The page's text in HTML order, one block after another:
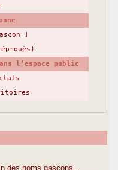
!
l’espace public
des noms gascons...